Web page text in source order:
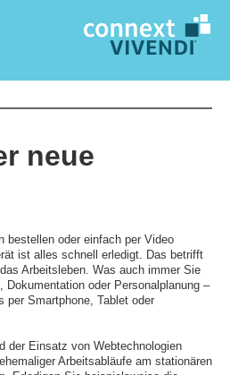
neue
bestellen oder einfach per Video
ist alles schnell erledigt. Das betrifft
Arbeitsleben. Was auch immer Sie
Dokumentation oder Personalplanung –
per Smartphone, Tablet oder
der Einsatz von Webtechnologien
Arbeitsabläufe am stationären